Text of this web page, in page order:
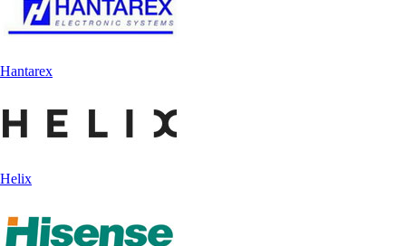
Hantarex
Helix